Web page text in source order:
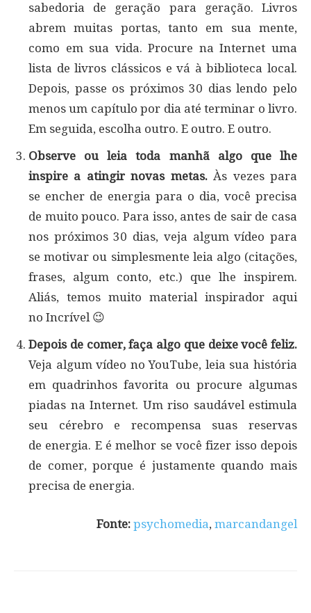
sabedoria de geração para geração. Livros
abrem muitas portas, tanto em sua mente,
como em sua vida. Procure na Internet uma
lista de livros clássicos e vá à biblioteca local.
Depois, passe os próximos 30 dias lendo pelo
menos um capítulo por dia até terminar o livro.
Em seguida, escolha outro. E outro. E outro.
Observe ou leia toda manhã algo que lhe
inspire a atingir novas metas.Às vezes para
se encher de energia para o dia, você precisa
de muito pouco. Para isso, antes de sair de casa
nos próximos 30 dias, veja algum vídeo para
se motivar ou simplesmente leia algo (citações,
frases, algum conto, etc.) que lhe inspirem.
Aliás, temos muito material inspirador aqui
no Incrível 😉
Depois de comer, faça algo que deixe você feliz.
Veja algum vídeo no YouTube, leia sua história
em quadrinhos favorita ou procure algumas
piadas na Internet. Um riso saudável estimula
seu cérebro e recompensa suas reservas
de energia. E é melhor se você fizer isso depois
de comer, porque é justamente quando mais
precisa de energia.
Fonte: psychomedia, marcandangel